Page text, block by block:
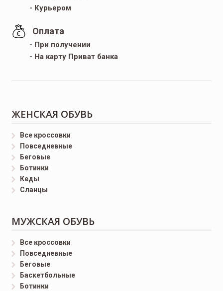
- Курьером
Оплата
- При получении
- На карту Приват банка
ЖЕНСКАЯ ОБУВЬ
Все кроссовки
Повседневные
Беговые
Ботинки
Кеды
Сланцы
МУЖСКАЯ ОБУВЬ
Все кроссовки
Повседневные
Беговые
Баскетбольные
Ботинки